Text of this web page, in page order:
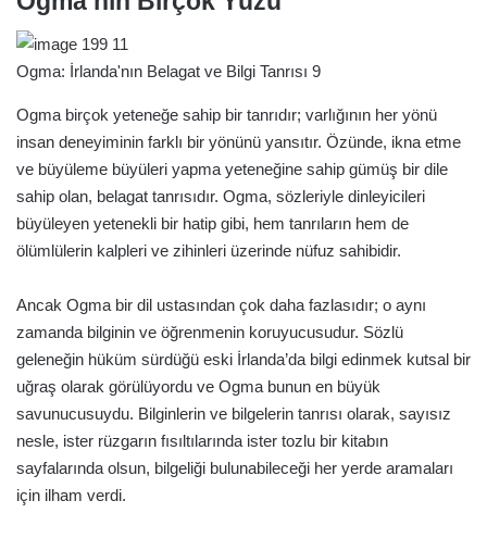
Ogma: İrlanda'nın Belagat ve Bilgi Tanrısı 9
Ogma birçok yeteneğe sahip bir tanrıdır; varlığının her yönü
insan deneyiminin farklı bir yönünü yansıtır. Özünde, ikna etme
ve büyüleme büyüleri yapma yeteneğine sahip gümüş bir dile
sahip olan, belagat tanrısıdır. Ogma, sözleriyle dinleyicileri
büyüleyen yetenekli bir hatip gibi, hem tanrıların hem de
ölümlülerin kalpleri ve zihinleri üzerinde nüfuz sahibidir.
Ancak Ogma bir dil ustasından çok daha fazlasıdır; o aynı
zamanda bilginin ve öğrenmenin koruyucusudur. Sözlü
geleneğin hüküm sürdüğü eski İrlanda’da bilgi edinmek kutsal bir
uğraş olarak görülüyordu ve Ogma bunun en büyük
savunucusuydu. Bilginlerin ve bilgelerin tanrısı olarak, sayısız
nesle, ister rüzgarın fısıltılarında ister tozlu bir kitabın
sayfalarında olsun, bilgeliği bulunabileceği her yerde aramaları
için ilham verdi.